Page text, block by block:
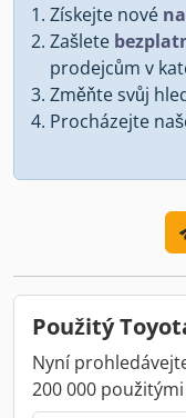
Získejte nové
Zašlete
prodejcům v
Změňte svůj
Procházejte
Použitý
Nyní
200 000